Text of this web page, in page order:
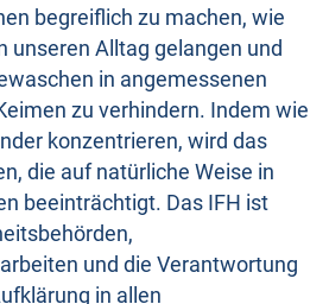
begreiflich zu machen, wie
unseren Alltag gelangen und
in angemessenen
zu verhindern. Indem wie
konzentrieren, wird das
die auf natürliche Weise in
beeinträchtigt. Das IFH ist
und die Verantwortung
in allen